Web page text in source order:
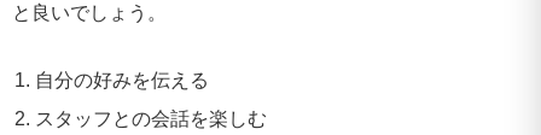
と良いでしょう。
自分の好みを伝える
スタッフとの会話を楽しむ